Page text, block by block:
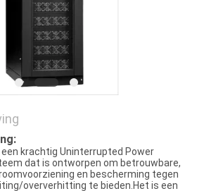
een krachtig Uninterrupted Power
dat is ontworpen om betrouwbare,
en bescherming tegen
oververhitting te bieden.Het is een